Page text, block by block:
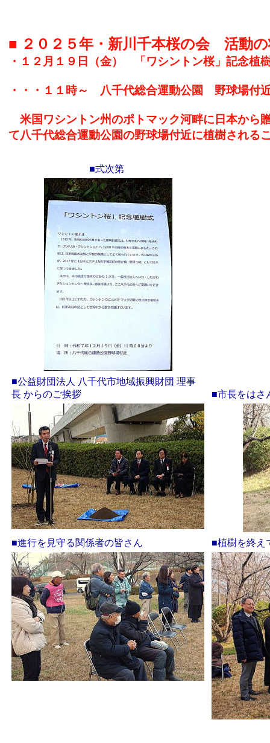
■ ２０２５年・新川千本桜の会 活動
・１２月１９日（金） 「ワシントン桜」記念
・・・１１時～ 八千代総合運動公園 野球場付
米国ワシントン州のポトマック河畔に日本から
て八千代総合運動公園の野球場付近に植樹される
■式次第
■公益財団法人 八千代市地域振興財団 理事
長 からのご挨拶
■市長をはさ
■進行を見守る関係者の皆さん ■植樹を終え